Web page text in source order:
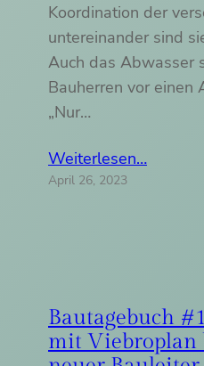
Koordination der
untereinander sind
Auch das Abwasser
Bauherren vor einen
„Nur…
Weiterlesen…
April 26, 2023
Bautagebuch
mit Viebroplan